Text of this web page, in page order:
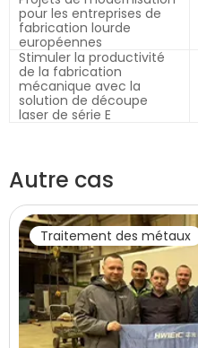
pour les entreprises de
fabrication lourde
européennes
Stimuler la productivité
de la fabrication
mécanique avec la
solution de découpe
laser de série E
Autre cas
Traitement des métaux